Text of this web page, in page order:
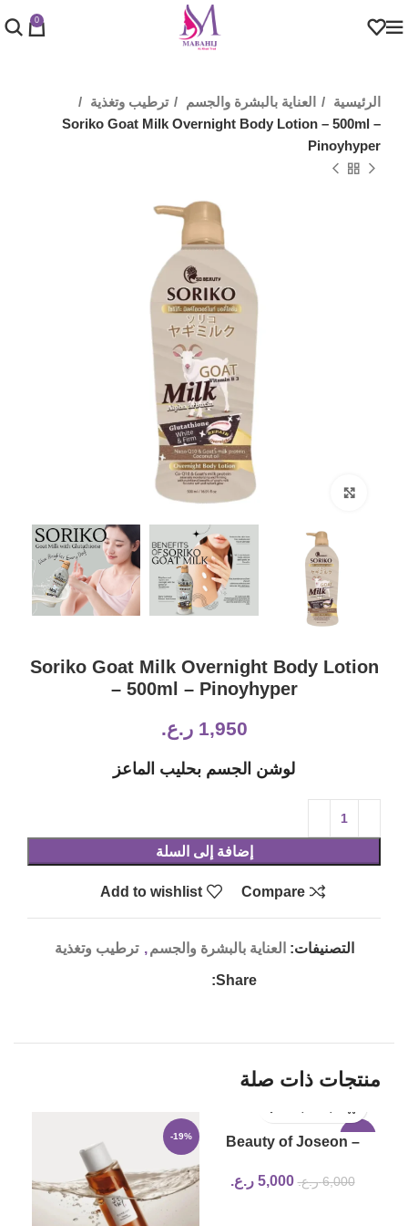
0
الرئيسية العناية بالبشرة والجسم
ترطيب وتغذية
Soriko Goat Milk Overnight Body Lotion – 500ml –
Pinoyhyper‏
Click to enlarge
Soriko Goat Milk Overnight Body Lotion
– 500ml – Pinoyhyper‏
1,950 ر.ع.
لوشن الجسم بحليب الماعز
إضافة إلى السلة
Compare
Add to wishlist
التصنيفات: العناية بالبشرة والجسم , ترطيب وتغذية
Share:
منتجات ذات صلة
Beauty of Joseon –
tea + Panthenol
6,000 ر.ع. 5,000 ر.ع.
-19%